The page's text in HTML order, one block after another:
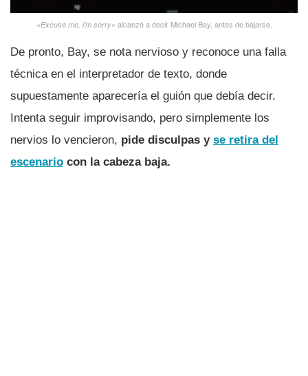
«Excuse me, i’m sorry» alcanzó a decir Michael Bay, antes de bajarse.
De pronto, Bay, se nota nervioso y reconoce una falla
técnica en el interpretador de texto, donde
supuestamente aparecerí­a el guión que debí­a decir.
Intenta seguir improvisando, pero simplemente los
nervios lo vencieron, pide disculpas y se retira del
escenario con la cabeza baja.